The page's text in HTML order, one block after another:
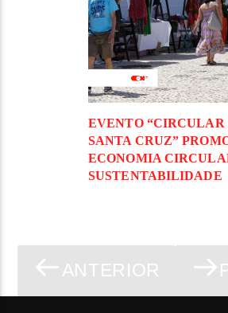
EVENTO “CIRCULAR
SANTA CRUZ”
ECONOMIA
SUSTENTABILIDADE
ANTERIOR